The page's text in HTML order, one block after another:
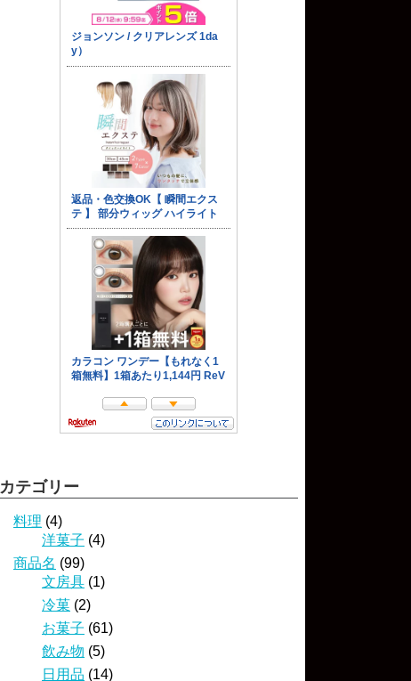
カテゴリー
料理 (4)
洋菓子 (4)
商品名 (99)
文房具 (1)
冷菓 (2)
お菓子 (61)
飲み物 (5)
日用品 (14)